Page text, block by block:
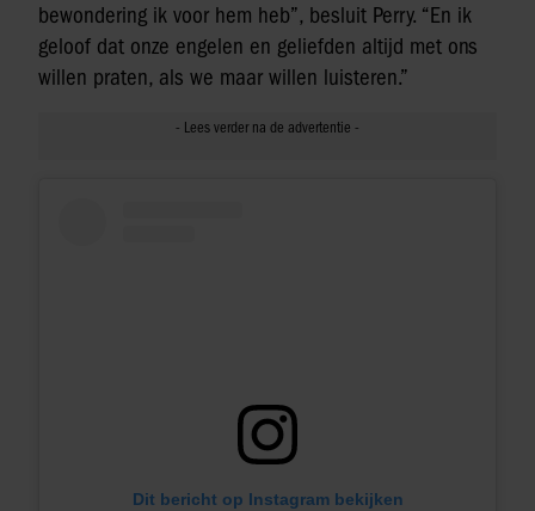
bewondering ik voor hem heb”, besluit Perry. “En ik
geloof dat onze engelen en geliefden altijd met ons
willen praten, als we maar willen luisteren.”
Dit bericht op Instagram bekijken